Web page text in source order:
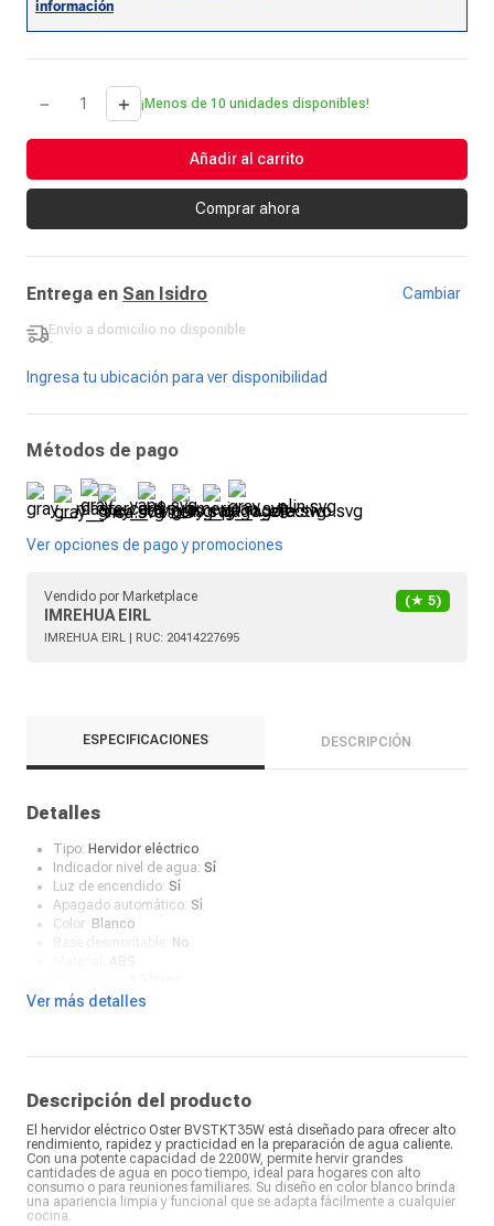
＋
－ ¡Menos de 10 unidades disponibles!
Añadir al carrito
Comprar ahora
Entrega en San Isidro Cambiar
Envío a domicilio no disponible
-
Ingresa tu ubicación para ver disponibilidad
Métodos de pago
Ver opciones de pago y promociones
Vendido por Marketplace
IMREHUA EIRL
(★ 5)
IMREHUA EIRL | RUC: 20414227695
ESPECIFICACIONES DESCRIPCIÓN
Detalles
Tipo: Hervidor eléctrico
Indicador nivel de agua: Sí
Luz de encendido: Sí
Apagado automático: Sí
Color: Blanco
No
Potencia:2000 W
¿Qué incluye en la caja?:Manual de uso
Ver más detalles
Descripción del producto
El hervidor eléctrico Oster BVSTKT35W está diseñado para ofrecer alto
rendimiento, rapidez y practicidad en la preparación de agua caliente.
Con una potente capacidad de 2200W, permite hervir grandes
cantidades de agua en poco tiempo, ideal para hogares con alto
consumo o para reuniones familiares. Su diseño en color blanco brinda
una apariencia limpia y funcional que se adapta fácilmente a cualquier
cocina.